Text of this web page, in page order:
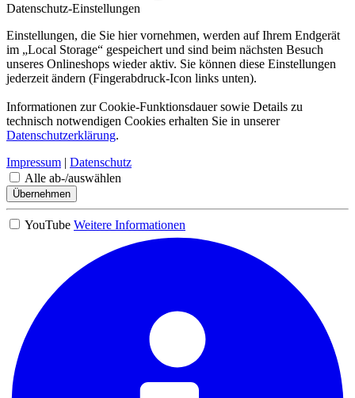
Datenschutz-Einstellungen
Einstellungen, die Sie hier vornehmen, werden auf Ihrem Endgerät
im „Local Storage“ gespeichert und sind beim nächsten Besuch
unseres Onlineshops wieder aktiv. Sie können diese Einstellungen
jederzeit ändern (Fingerabdruck-Icon links unten).
Informationen zur Cookie-Funktionsdauer sowie Details zu
technisch notwendigen Cookies erhalten Sie in unserer
Datenschutzerklärung.
Impressum | Datenschutz
Alle ab-/auswählen
Übernehmen
YouTube Weitere Informationen